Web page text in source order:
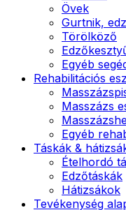
Övek
Gurtnik,
Törölköző
Egyéb
Rehabilitációs
Masszázs
Egyéb
Táskák &
Ételhordó
Edzőtáskák
Hátizsákok
Tevékenység